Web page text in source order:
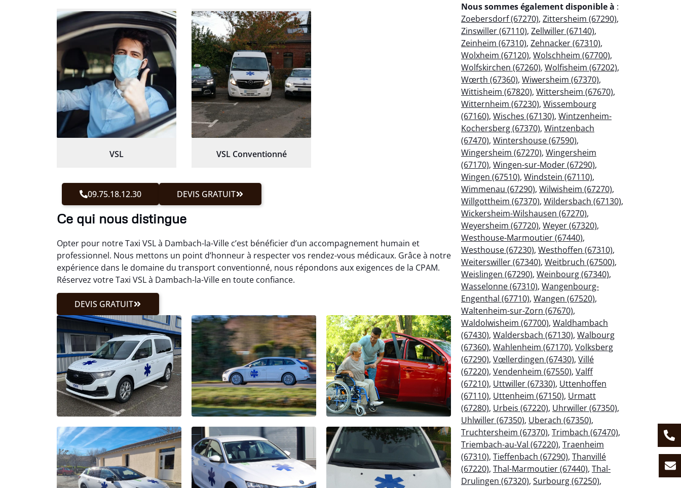
VSL VSL Conventionné
09.75.18.12.30 DEVIS GRATUIT
Ce qui nous distingue
Opter pour notre Taxi VSL à Dambach-la-Ville c’est bénéficier d’un accompagnement humain et
professionnel. Nous mettons un point d’honneur à respecter vos rendez-vous médicaux. Grâce à notre
expérience dans le domaine du transport conventionné, nous répondons aux exigences de la CPAM.
Réservez votre Taxi VSL à Dambach-la-Ville en toute confiance.
DEVIS GRATUIT
Nous sommes également disponible à :
Zoebersdorf (67270), Zittersheim (67290),
Zinswiller (67110), Zellwiller (67140),
Zeinheim (67310), Zehnacker (67310),
Wolxheim (67120), Wolschheim (67700),
Wolfskirchen (67260), Wolfisheim (67202),
Wœrth (67360), Wiwersheim (67370),
Wittisheim (67820), Wittersheim (67670),
Witternheim (67230), Wissembourg
(67160), Wisches (67130), Wintzenheim-
Kochersberg (67370), Wintzenbach
(67470), Wintershouse (67590),
Wingersheim (67270), Wingersheim
(67170), Wingen-sur-Moder (67290),
Wingen (67510), Windstein (67110),
Wimmenau (67290), Wilwisheim (67270),
Willgottheim (67370), Wildersbach (67130),
Wickersheim-Wilshausen (67270),
Weyersheim (67720), Weyer (67320),
Westhouse-Marmoutier (67440),
Westhouse (67230), Westhoffen (67310),
Weiterswiller (67340), Weitbruch (67500),
Weislingen (67290), Weinbourg (67340),
Wasselonne (67310), Wangenbourg-
Engenthal (67710), Wangen (67520),
Waltenheim-sur-Zorn (67670),
Waldolwisheim (67700), Waldhambach
(67430), Waldersbach (67130), Walbourg
(67360), Wahlenheim (67170), Volksberg
(67290), Vœllerdingen (67430), Villé
(67220), Vendenheim (67550), Valff
(67210), Uttwiller (67330), Uttenhoffen
(67110), Uttenheim (67150), Urmatt
(67280), Urbeis (67220), Uhrwiller (67350),
Uhlwiller (67350), Uberach (67350),
Truchtersheim (67370), Trimbach (67470),
Triembach-au-Val (67220), Traenheim
(67310), Tieffenbach (67290), Thanvillé
(67220), Thal-Marmoutier (67440), Thal-
Drulingen (67320), Surbourg (67250),